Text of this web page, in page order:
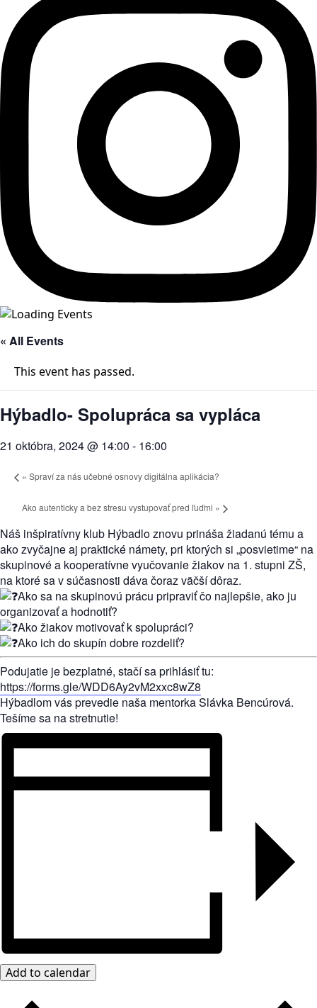
« All Events
This event has passed.
Hýbadlo- Spolupráca sa vypláca
21 októbra, 2024 @ 14:00 - 16:00
« Spraví za nás učebné osnovy digitálna aplikácia?
Ako autenticky a bez stresu vystupovať pred ľuďmi »
Náš inšpiratívny klub Hýbadlo znovu prináša žiadanú tému a
ako zvyčajne aj praktické námety, pri ktorých si „posvietime“ na
skupinové a kooperatívne vyučovanie žiakov na 1. stupni ZŠ,
na ktoré sa v súčasnosti dáva čoraz väčší dôraz.
Ako sa na skupinovú prácu pripraviť čo najlepšie, ako ju
organizovať a hodnotiť?
Ako žiakov motivovať k spolupráci?
Ako ich do skupín dobre rozdeliť?
Podujatie je bezplatné, stačí sa prihlásiť tu:
https://forms.gle/WDD6Ay2vM2xxc8wZ8
Hýbadlom vás prevedie naša mentorka Slávka Bencúrová.
Tešíme sa na stretnutie!
Add to calendar